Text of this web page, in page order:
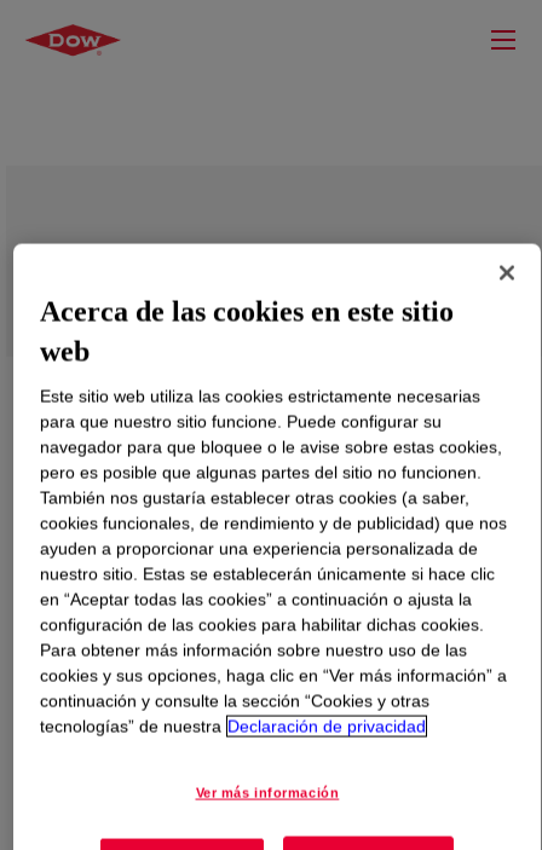
PARALOID™ B-99N 100% Resin
Qué esPARALOID™ B-99N 100% Resin?
Unique in its compatibility with short and medium oil
alkyds. Blended with alkyds, it improves the drying
speed, gasoline resistance, and durability characteristics
of the alkyds. It also demonstrates excellent pigment
gloss of other acrylic resins and film formers when used
as the grinding medium. Recommended for conventional
Acerca de las cookies en este sitio
web
Este sitio web utiliza las cookies estrictamente necesarias
para que nuestro sitio funcione. Puede configurar su
navegador para que bloquee o le avise sobre estas cookies,
pero es posible que algunas partes del sitio no funcionen.
También nos gustaría establecer otras cookies (a saber,
cookies funcionales, de rendimiento y de publicidad) que nos
ayuden a proporcionar una experiencia personalizada de
nuestro sitio. Estas se establecerán únicamente si hace clic
en “Aceptar todas las cookies” a continuación o ajusta la
configuración de las cookies para habilitar dichas cookies.
Para obtener más información sobre nuestro uso de las
cookies y sus opciones, haga clic en “Ver más información” a
continuación y consulte la sección “Cookies y otras
tecnologías” de nuestra Declaración de privacidad
Ver más información